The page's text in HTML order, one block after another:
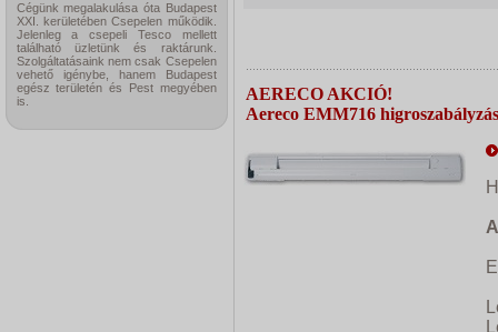
Cégünk megalakulása óta Budapest
XXI. kerületében Csepelen működik.
Jelenleg a csepeli Tesco mellett
található üzletünk és raktárunk.
Szolgáltatásaink nem csak Csepelen
vehető igénybe, hanem Budapest
egész területén és Pest megyében
is.
AERECO AKCIÓ!
Aereco EMM716